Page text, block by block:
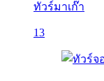
ทัวร์มาเก๊า
13